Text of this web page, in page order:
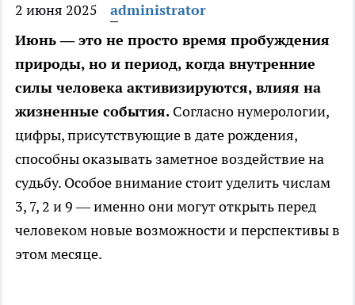
2 июня 2025
administrator
Июнь — это не просто время пробуждения
природы, но и период, когда внутренние
силы человека активизируются, влияя на
жизненные события. Согласно нумерологии,
цифры, присутствующие в дате рождения,
способны оказывать заметное воздействие на
судьбу. Особое внимание стоит уделить числам
3, 7, 2 и 9 — именно они могут открыть перед
человеком новые возможности и перспективы в
этом месяце.